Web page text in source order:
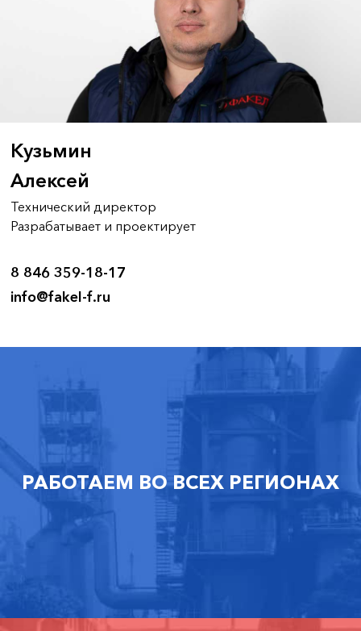
Кузьмин
Алексей
Технический директор
Разрабатывает и проектирует
8 846 359-18-17
info@fakel-f.ru
РАБОТАЕМ ВО ВСЕХ РЕГИОНАХ